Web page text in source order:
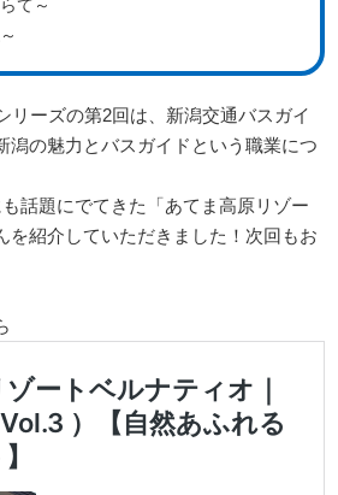
て～
リーズの第2回は、新潟交通バスガイ
潟の魅力とバスガイドという職業につ
話題にでてきた「あてま高原リゾー
紹介していただきました！次回もお